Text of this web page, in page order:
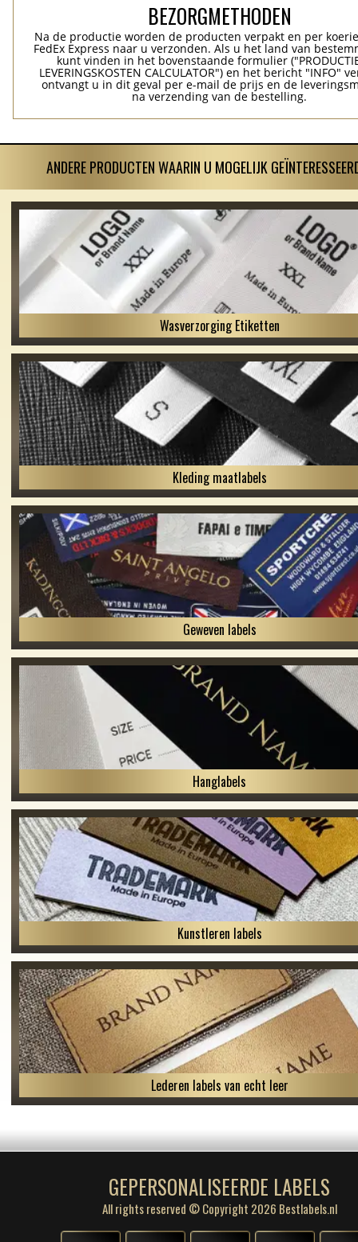
BEZORGMETHODEN
Na de productie worden de producten verpakt en per
FedEx Express naar u verzonden. Als u het land van
kunt vinden in het bovenstaande formulier
LEVERINGSKOSTEN CALCULATOR") en het bericht "INFO"
ontvangt u in dit geval per e-mail de prijs en de
na verzending van de bestelling.
ANDERE PRODUCTEN WAARIN U MOGELIJK
Wasverzorging Etiketten
Kleding maatlabels
Geweven labels
Hanglabels
Kunstleren labels
Lederen labels van echt leer
GEPERSONALISEERDE LABELS
All rights reserved © Copyright 2026 Bestlabels.nl